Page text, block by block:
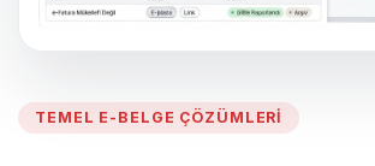
TEMEL E-BELGE ÇÖZÜMLERI